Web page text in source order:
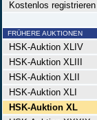
Kostenlos registrieren
FRÜHERE AUKTIONEN
HSK-Auktion XLIV
HSK-Auktion XLIII
HSK-Auktion XLII
HSK-Auktion XLI
HSK-Auktion XL